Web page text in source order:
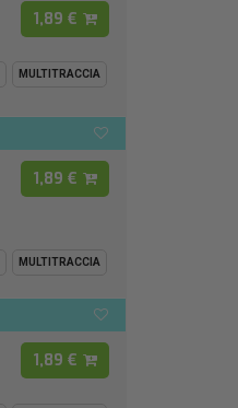
1,89 €
MULTITRACCIA
1,89 €
MULTITRACCIA
1,89 €